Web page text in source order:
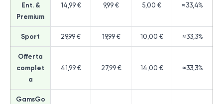
Ent. &
Premium
14,99 € 9,99 € 5,00 € ≈33,4%
Sport 29,99 € 19,99 € 10,00 € ≈33,3%
Offerta
complet
a
41,99 € 27,99 € 14,00 € ≈33,3%
GamsGo